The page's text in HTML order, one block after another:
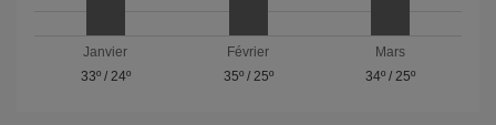
Janvier
33º/ 24º
Février
35º/ 25º
Mars
34º / 25º